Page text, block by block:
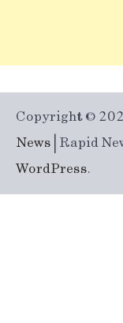
Copyright ©
News | Rapid
WordPress.